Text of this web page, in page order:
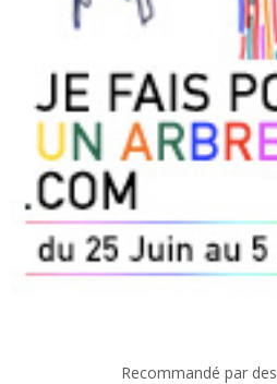
Recommandé par des